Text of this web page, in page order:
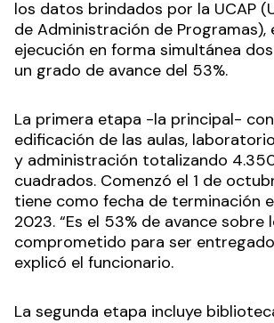
los datos brindados por la UCAP
de Administración de Programas),
ejecución en forma simultánea
un grado de avance del 53%.
La primera etapa -la principal-
edificación de las aulas,
y administración totalizando
cuadrados. Comenzó el 1 de
tiene como fecha de terminación
2023. “Es el 53% de avance sobre
comprometido para ser entregado
explicó el funcionario.
La segunda etapa incluye